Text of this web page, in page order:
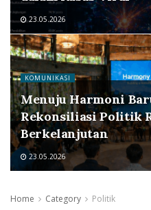
23.05.2026
KOMUNIKASI
Menuju Harmoni
Rekonsiliasi Politik
Berkelanjutan
23.05.2026
Home Category Politik